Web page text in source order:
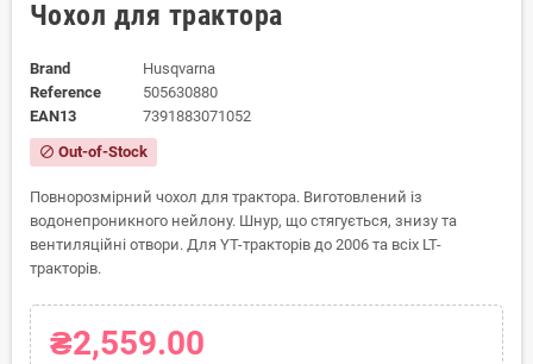
Чохол для трактора
Brand
Husqvarna
Reference
505630880
EAN13
7391883071052
block Out-of-Stock
Повнорозмірний чохол для трактора. Виготовлений із
водонепроникного нейлону. Шнур, що стягується, знизу та
вентиляційні отвори. Для YT-тракторів до 2006 та всіх LT-
тракторів.
₴2,559.00